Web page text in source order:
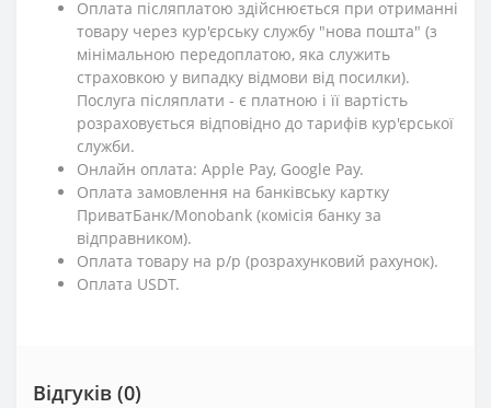
Оплата післяплатою здійснюється при отриманні
товару через кур'єрську службу "нова пошта" (з
мінімальною передоплатою, яка служить
страховкою у випадку відмови від посилки).
Послуга післяплати - є платною і її вартість
розраховується відповідно до тарифів кур'єрської
служби.
Онлайн оплата: Apple Pay, Google Pay.
Оплата замовлення на банківську картку
ПриватБанк/Monobank (комісія банку за
відправником).
Оплата товару на р/р (розрахунковий рахунок).
Оплата USDT.
Відгуків (0)